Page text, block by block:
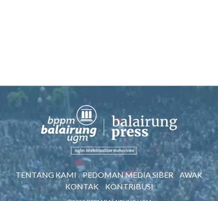
TENTANG KAMI PEDOMAN MEDIA SIBER
AWAK
KONTAK
KONTRIBUSI